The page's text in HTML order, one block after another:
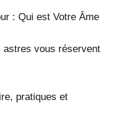
: Qui est Votre Âme
astres vous réservent
pratiques et